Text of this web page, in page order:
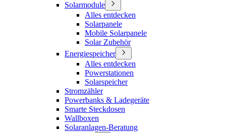
Solarmodule
Alles entdecken
Solarpanele
Mobile Solarpanele
Solar Zubehör
Energiespeicher
Alles entdecken
Powerstationen
Solarspeicher
Stromzähler
Powerbanks & Ladegeräte
Smarte Steckdosen
Wallboxen
Solaranlagen-Beratung